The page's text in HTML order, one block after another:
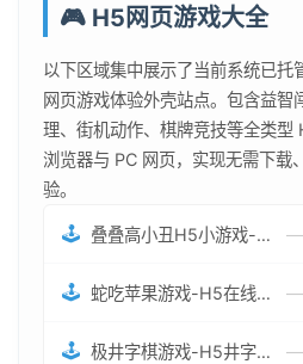
🎮 H5网页游戏大全
以下区域集中展示了当前系统已托
网页游戏体验外壳站点。包含益智
理、街机动作、棋牌竞技等全类型
浏览器与 PC 网页，实现无需下载
验。
🕹️ 叠叠高小丑H5小游戏-刺激游戏叠叠高小丑竞技赛-网页在线叠叠高小丑闯关游戏
🕹️ 蛇吃苹果游戏-H5在线蛇吃苹果网页游戏-有趣休闲游戏
🕹️ 极井字棋游戏-H5井字棋免费游戏-在线闯关变身超人打怪兽井字棋游戏